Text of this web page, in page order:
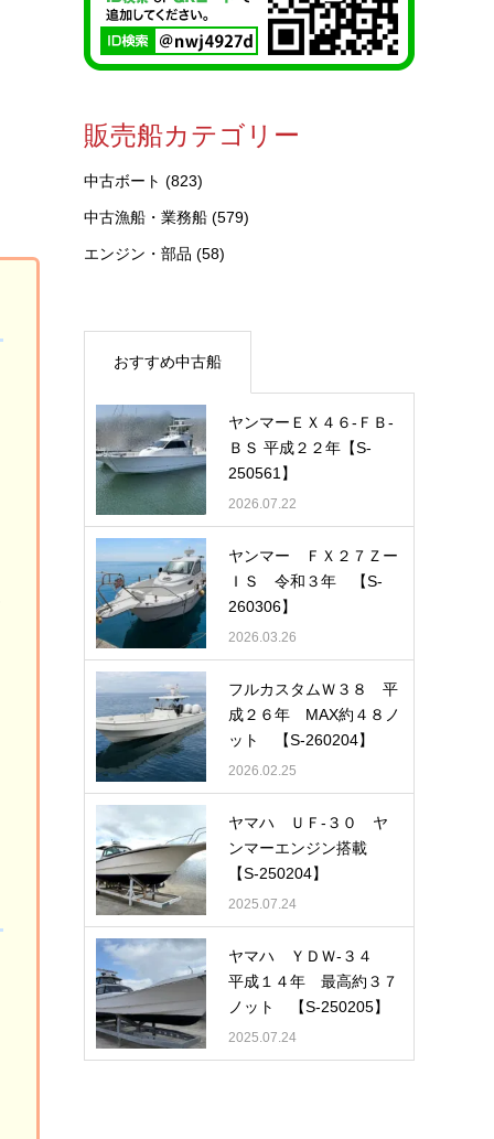
販売船カテゴリー
中古ボート (823)
中古漁船・業務船 (579)
エンジン・部品 (58)
おすすめ中古船
ヤンマーＥＸ４６-ＦＢ-
ＢＳ 平成２２年【S-
250561】
2026.07.22
ヤンマー ＦＸ２７Ｚー
ＩＳ 令和３年 【S-
260306】
2026.03.26
フルカスタムＷ３８ 平
成２６年 MAX約４８ノ
ット 【S-260204】
2026.02.25
ヤマハ ＵＦ-３０ ヤ
ンマーエンジン搭載
【S-250204】
2025.07.24
ヤマハ ＹＤＷ-３４
平成１４年 最高約３７
ノット 【S-250205】
2025.07.24